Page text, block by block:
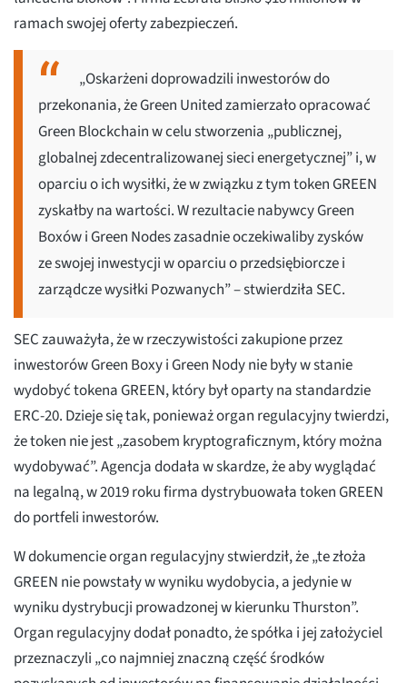
ramach swojej oferty zabezpieczeń.
„Oskarżeni doprowadzili inwestorów do
przekonania, że Green United zamierzało opracować
Green Blockchain w celu stworzenia „publicznej,
globalnej zdecentralizowanej sieci energetycznej” i, w
oparciu o ich wysiłki, że w związku z tym token GREEN
zyskałby na wartości. W rezultacie nabywcy Green
Boxów i Green Nodes zasadnie oczekiwaliby zysków
ze swojej inwestycji w oparciu o przedsiębiorcze i
zarządcze wysiłki Pozwanych” – stwierdziła SEC.
SEC zauważyła, że w rzeczywistości zakupione przez
inwestorów Green Boxy i Green Nody nie były w stanie
wydobyć tokena GREEN, który był oparty na standardzie
ERC-20. Dzieje się tak, ponieważ organ regulacyjny twierdzi,
że token nie jest „zasobem kryptograficznym, który można
wydobywać”. Agencja dodała w skardze, że aby wyglądać
na legalną, w 2019 roku firma dystrybuowała token GREEN
do portfeli inwestorów.
W dokumencie organ regulacyjny stwierdził, że „te złoża
GREEN nie powstały w wyniku wydobycia, a jedynie w
wyniku dystrybucji prowadzonej w kierunku Thurston”.
Organ regulacyjny dodał ponadto, że spółka i jej założyciel
przeznaczyli „co najmniej znaczną część środków